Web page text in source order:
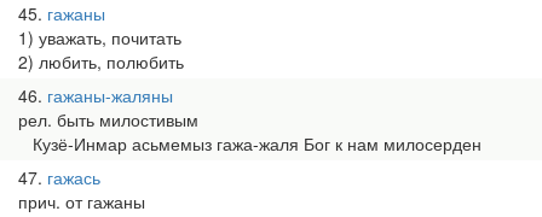
45 гажаны
1) уважать, почитать
2) любить, полюбить
46 гажаны-жаляны
рел. быть милостивым
Кузё-Инмар асьмемыз гажа-жаля Бог к нам милосерден
47 гажась
прич. от гажаны